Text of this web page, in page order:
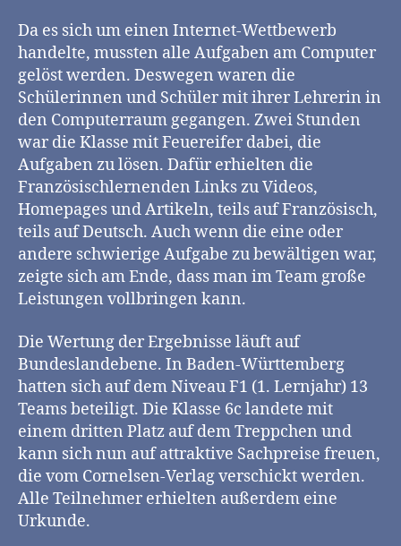
Da es sich um einen Internet-Wettbewerb
handelte, mussten alle Aufgaben am Computer
gelöst werden. Deswegen waren die
Schülerinnen und Schüler mit ihrer Lehrerin in
den Computerraum gegangen. Zwei Stunden
war die Klasse mit Feuereifer dabei, die
Aufgaben zu lösen. Dafür erhielten die
Französischlernenden Links zu Videos,
Homepages und Artikeln, teils auf Französisch,
teils auf Deutsch. Auch wenn die eine oder
andere schwierige Aufgabe zu bewältigen war,
zeigte sich am Ende, dass man im Team große
Leistungen vollbringen kann.
Die Wertung der Ergebnisse läuft auf
Bundeslandebene. In Baden-Württemberg
hatten sich auf dem Niveau F1 (1. Lernjahr) 13
Teams beteiligt. Die Klasse 6c landete mit
einem dritten Platz auf dem Treppchen und
kann sich nun auf attraktive Sachpreise freuen,
die vom Cornelsen-Verlag verschickt werden.
Alle Teilnehmer erhielten außerdem eine
Urkunde.